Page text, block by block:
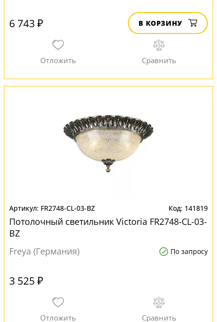
6 743 ₽ В КОРЗИНУ
FR2748-CL-03-BZ 141819
Потолочный светильник Victoria FR2748-CL-03-
BZ
Freya (Германия)
По запросу
3 525 ₽